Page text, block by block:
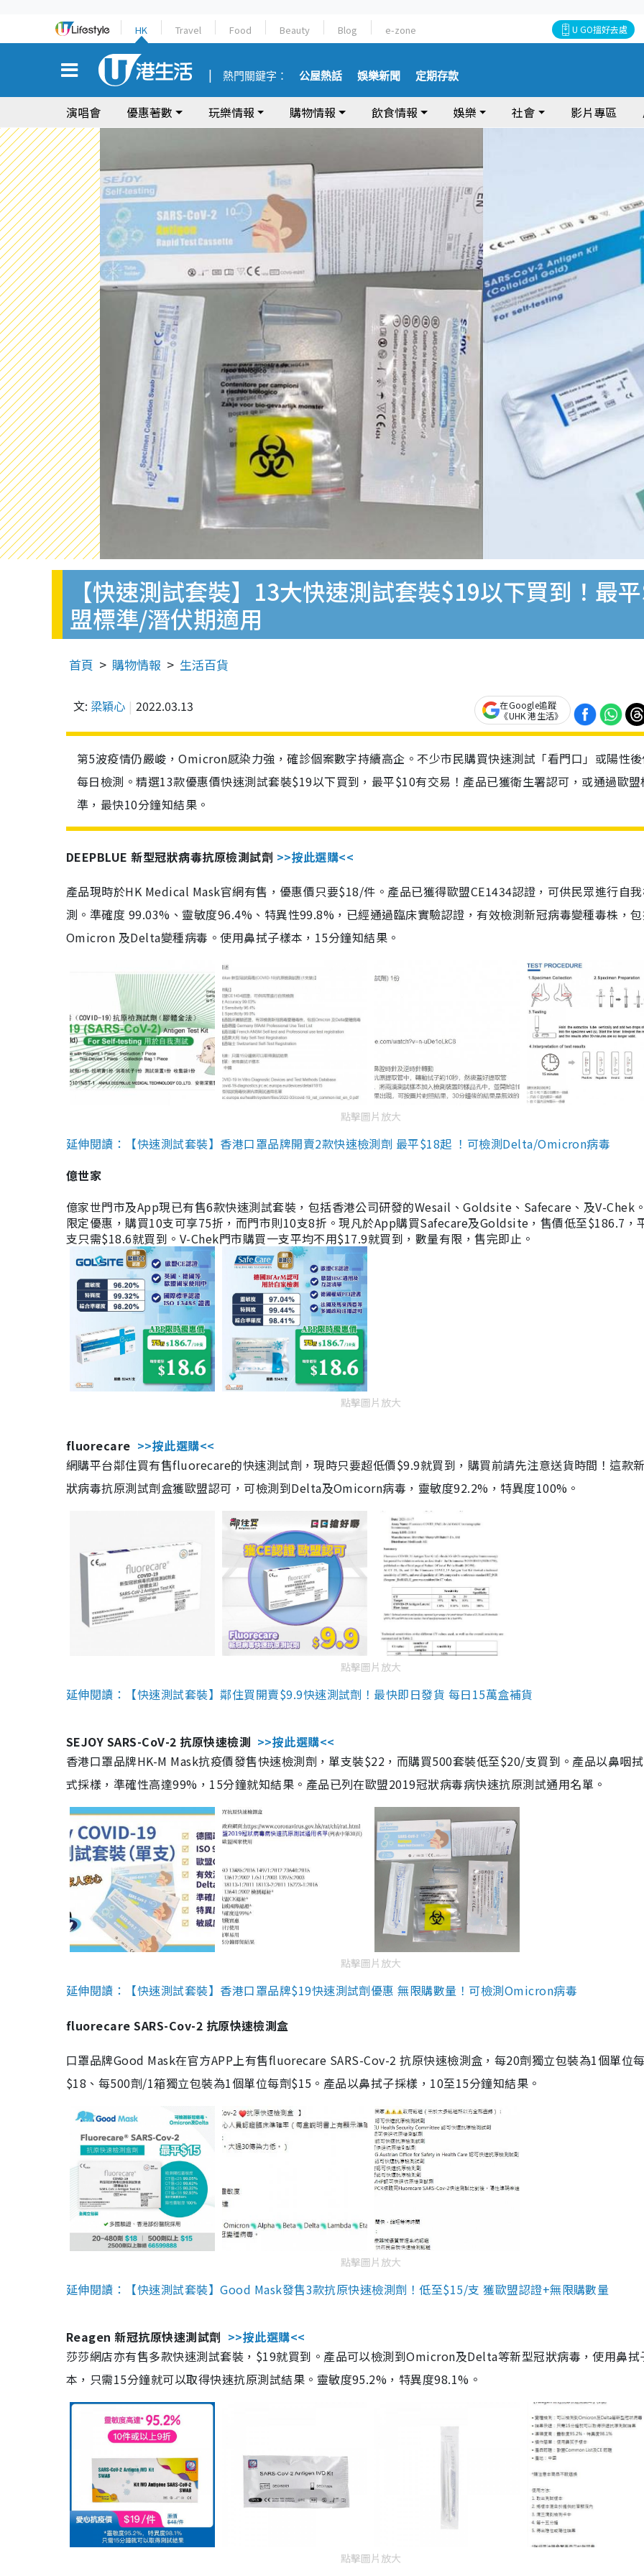
HK Travel Food Beauty Blog e-zone U GO搵好去處
熱門關鍵字： 公屋熱話 娛樂新聞 定期存款
演唱會 優惠著數 玩樂情報 購物情報 飲食情報 娛樂 社會 影片專區
【快速測試套裝】13大快速測試套裝$19以下買到！最
盟標準/潛伏期適用
首頁 購物情報 生活百貨
文: 梁穎心 2022.03.13
在Google追蹤
《UHK 港生活》
第5波疫情仍嚴峻，Omicron感染力強，確診個案數字持續高企。不少市民購買快速測試「看門口」或陽性
每日檢測。精選13款優惠價快速測試套裝$19以下買到，最平$10有交易！產品已獲衛生署認可，或通過歐盟
準，最快10分鐘知結果。
DEEPBLUE 新型冠狀病毒抗原檢測試劑 >>按此選購<<
產品現時於HK Medical Mask官網有售，優惠價只要$18/件。產品已獲得歐盟CE1434認證，可供民眾進行自
測。準確度 99.03%、靈敏度96.4%、特異性99.8%，已經通過臨床實驗認證，有效檢測新冠病毒變種毒株，
Omicron 及Delta變種病毒。使用鼻拭子樣本，15分鐘知結果。
點擊圖片放大
延伸閱讀：【快速測試套裝】香港口罩品牌開賣2款快速檢測劑 最平$18起 ！可檢測Delta/Omicron病毒
億世家
億家世門市及App現已有售6款快速測試套裝，包括香港公司研發的Wesail、Goldsite、Safecare、及V-Chek
限定優惠，購買10支可享75折，而門市則10支8折。現凡於App購買Safecare及Goldsite，售價低至$186.7，
支只需$18.6就買到。V-Chek門市購買一支平均不用$17.9就買到，數量有限，售完即止。
點擊圖片放大
fluorecare >>按此選購<<
網購平台鄰住買有售fluorecare的快速測試劑，現時只要超低價$9.9就買到，購買前請先注意送貨時間！這款
狀病毒抗原測試劑盒獲歐盟認可，可檢測到Delta及Omicorn病毒，靈敏度92.2%，特異度100%。
點擊圖片放大
延伸閱讀：【快速測試套裝】鄰住買開賣$9.9快速測試劑！最快即日發貨 每日15萬盒補貨
SEJOY SARS-CoV-2 抗原快速檢測 >>按此選購<<
香港口罩品牌HK-M Mask抗疫價發售快速檢測劑，單支裝$22，而購買500套裝低至$20/支買到。產品以鼻咽
式採樣，準確性高達99%，15分鐘就知結果。產品已列在歐盟2019冠狀病毒病快速抗原測試通用名單。
點擊圖片放大
延伸閱讀：【快速測試套裝】香港口罩品牌$19快速測試劑優惠 無限購數量！可檢測Omicron病毒
fluorecare SARS-Cov-2 抗原快速檢測盒
口罩品牌Good Mask在官方APP上有售fluorecare SARS-Cov-2 抗原快速檢測盒，每20劑獨立包裝為1個單位
$18、每500劑/1箱獨立包裝為1個單位每劑$15。產品以鼻拭子採樣，10至15分鐘知結果。
點擊圖片放大
延伸閱讀：【快速測試套裝】Good Mask發售3款抗原快速檢測劑！低至$15/支 獲歐盟認證+無限購數量
Reagen 新冠抗原快速測試劑 >>按此選購<<
莎莎網店亦有售多款快速測試套裝，$19就買到。產品可以檢測到Omicron及Delta等新型冠狀病毒，使用鼻拭
本，只需15分鐘就可以取得快速抗原測試結果。靈敏度95.2%，特異度98.1%。
點擊圖片放大